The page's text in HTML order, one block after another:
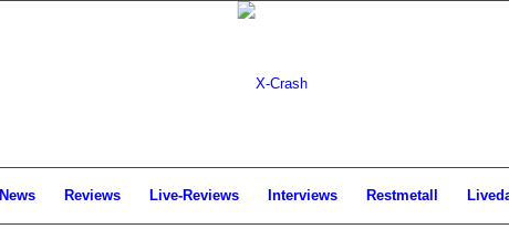
News Reviews Live-Reviews Interviews Restmetall